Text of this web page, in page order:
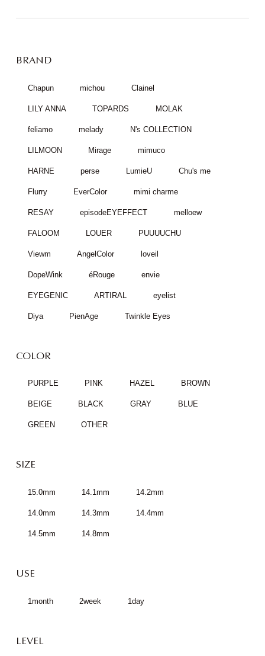
BRAND
Chapun michou Clainel
LILY ANNA TOPARDS MOLAK
feliamo melady N's COLLECTION
LILMOON Mirage mimuco
HARNE perse LumieU Chu's me
Flurry EverColor mimi charme
RESAY episodeEYEFFECT melloew
FALOOM LOUER PUUUUCHU
Viewm AngelColor loveil
DopeWink éRouge envie
EYEGENIC ARTIRAL eyelist
Diya PienAge Twinkle Eyes
COLOR
PURPLE PINK HAZEL BROWN
BEIGE BLACK GRAY BLUE
GREEN OTHER
SIZE
15.0mm 14.1mm 14.2mm
14.0mm 14.3mm 14.4mm
14.5mm 14.8mm
USE
1month 2week 1day
LEVEL